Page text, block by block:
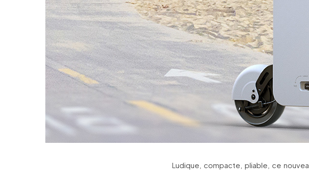
Ludique, compacte, pliable, ce